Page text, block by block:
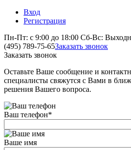
Вход
Регистрация
Пн-Пт: с 9:00 до 18:00 Сб-Вс:
(495) 789-75-65Заказать звонок
Заказать звонок
Оставьте Ваше сообщение и
специалисты свяжутся с Вами в
решения Вашего вопроса.
Ваш телефон*
Ваше имя